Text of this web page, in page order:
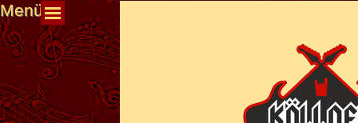
Menü Menü überspringen